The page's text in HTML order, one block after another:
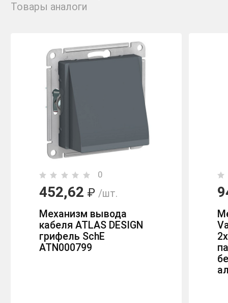
Товары аналоги
0
452,62 ₽ /шт.
Механизм вывода
кабеля ATLAS DESIGN
грифель SchE
ATN000799